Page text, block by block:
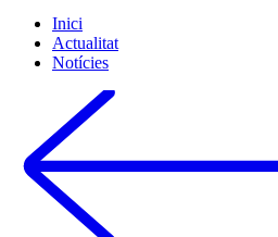
Inici
Actualitat
Notícies